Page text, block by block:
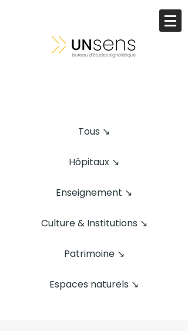
Tous ↘
Hôpitaux ↘
Enseignement ↘
Culture & Institutions ↘
Patrimoine ↘
Espaces naturels ↘